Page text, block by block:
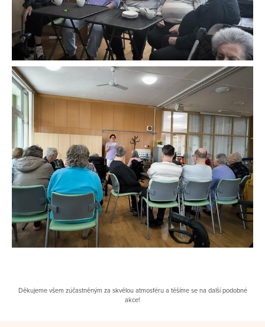
Děkujeme všem zúčastněným za skvělou atmosféru a těšíme se na další podobné
akce!